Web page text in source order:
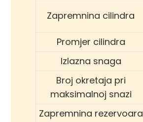
Zapremnina cilindra
Promjer cilindra
Izlazna snaga
Broj okretaja pri
maksimalnoj snazi
Zapremnina rezervoara